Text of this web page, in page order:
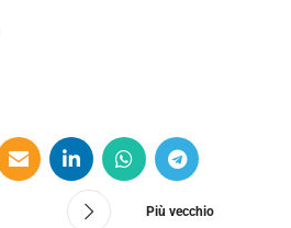
Più vecchio